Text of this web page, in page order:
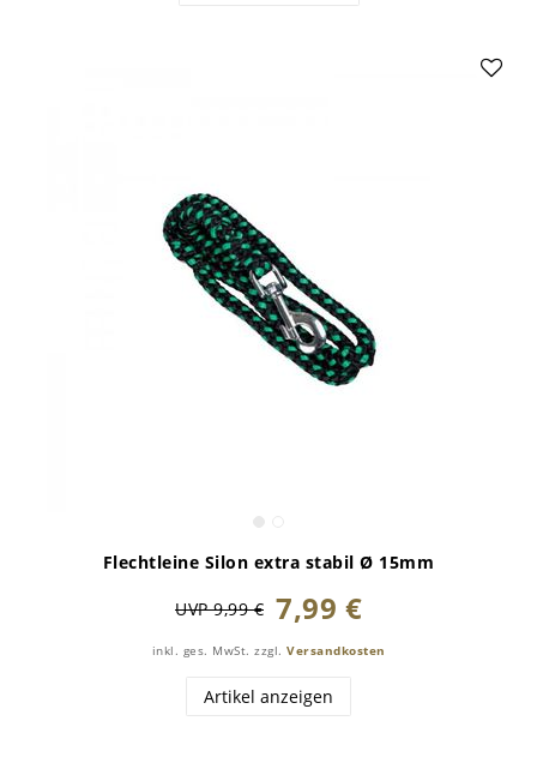
Flechtleine Silon extra stabil Ø 15mm
UVP 9,99 € 7,99 €
inkl. ges. MwSt. zzgl. Versandkosten
Artikel anzeigen